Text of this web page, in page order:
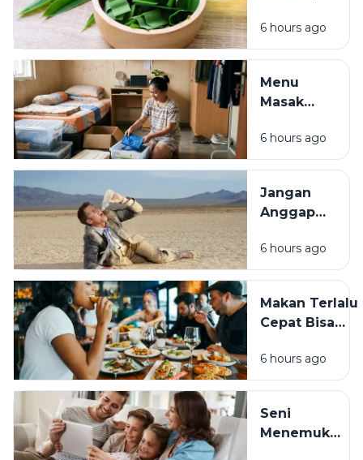
Aromatik
dengan
Manfaat
untuk
dan
Kesehatan
6 hours ago
Menu
Masak
Anak Kos,
Hemat,
dan
Mudah
6 hours ago
Jangan
Anggap
Dehidrasi
Bisa
Kesehatan
dan
Sehari-
hari
6 hours ago
Makan Terlalu
Cepat Bisa
Kesehatan, Ini
Dampaknya
6 hours ago
Seni
Menemukan